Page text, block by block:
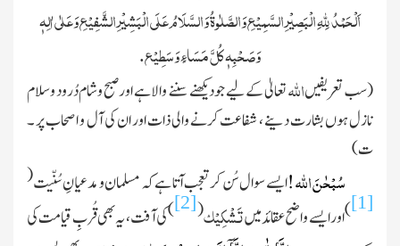
اَلْحَمْدُ لِلهِ الْبَصِيْرِ السَّمِيْعِ وَالصَّلٰوةُ وَالسَّلَامُ عَلَی الْبَشِيْرِ الشَّفِيْعِوَعَلٰی اٰلِهٖ
وَصَحْبِهٖ کُلَّ مَسَاءٍوَسَطِيْع.
( سب تعریفیںاللہتعالیٰ کے لیے جو دیکھنے سننے والا ہے اورصبح وشام دُرود و سلام
نازل ہوں بشارت دینے ، شفاعت کرنے والی ذات اور ان کی آل و اصحاب پر ۔
ت)
سُبْحٰنَ اللہ!ایسے سوال سُن کر تعجب آتا ہے کہ مسلمان و مدعیانِ سُنّیت(
[1]
)اور ایسے واضح عقائد میںتَشْکِیْک(
[2]
)کی آفت ، یہ بھی قُربِ قیامت کی